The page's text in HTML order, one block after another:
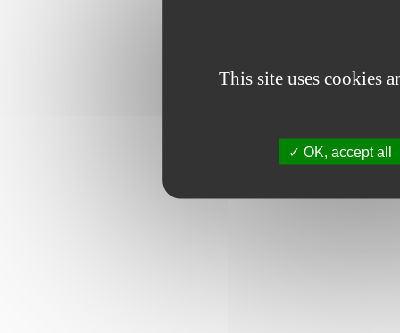
This site uses cookies
OK, accept all